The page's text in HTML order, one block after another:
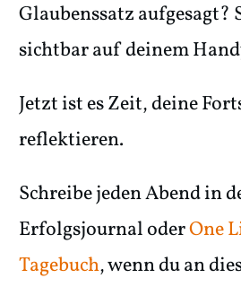
Glaubenssatz aufgesagt?
sichtbar auf deinem
Jetzt ist es Zeit, deine
reflektieren.
Schreibe jeden Abend in
Erfolgsjournal oderOne
Tagebuch, wenn du an